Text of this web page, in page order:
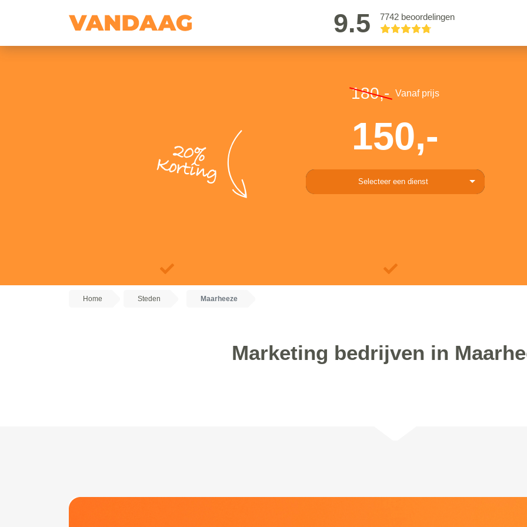
9.5 7742 beoordelingen
20%
Korting
180,- Vanaf prijs
150,-
Selecteer een dienst
Home Steden Maarheeze
Marketing bedrijven in